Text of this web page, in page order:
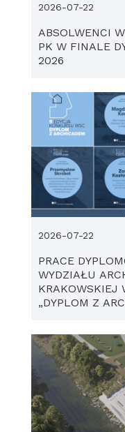
ABSOLWENCI
PK W FINALE
2026
2026-07-22
PRACE
WYDZIAŁU
KRAKOWSKIEJ
„DYPLOM Z
2026-07-22